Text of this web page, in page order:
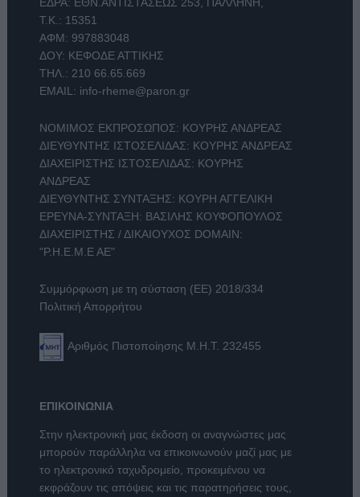
Τ.Κ.: 15351
ΑΦΜ: 997883048
ΔΟΥ: ΚΕΦΟΔΕ ΑΤΤΙΚΗΣ
ΤΗΛ.: 210 66.65.669
EMAIL: info-rheme@paron.gr
ΝΟΜΙΜΟΣ ΕΚΠΡΟΣΩΠΟΣ: ΚΟΥΡΗΣ ΑΝΔΡΕΑΣ
ΔΙΕΥΘΥΝΤΗΣ ΙΣΤΟΣΕΛΙΔΑΣ: ΚΟΥΡΗΣ ΑΝΔΡΕΑΣ
ΔΙΑΧΕΙΡΙΣΤΗΣ ΙΣΤΟΣΕΛΙΔΑΣ: ΚΟΥΡΗΣ
ΑΝΔΡΕΑΣ
ΔΙΕΥΘΥΝΤΗΣ ΣΥΝΤΑΞΗΣ: ΚΟΥΡΗ ΑΓΓΕΛΙΚΗ
ΕΡΕΥΝΑ-ΣΥΝΤΑΞΗ: ΒΑΣΙΛΗΣ ΚΟΥΦΟΠΟΥΛΟΣ
ΔΙΑΧΕΙΡΙΣΤΗΣ / ΔΙΚΑΙΟΥΧΟΣ DOMAIN:
"Ρ.Η.Ε.Μ.Ε ΑΕ"
Συμμόρφωση με τη σύσταση (ΕΕ) 2018/334
Πολιτική Απορρήτου
Αριθμός Πιστοποίησης Μ.Η.Τ. 232455
ΕΠΙΚΟΙΝΩΝΙΑ
Στην ηλεκτρονική μας έκδοση οι αναγνώστες μας
μπορούν παράλληλα να επικοινωνούν μαζί μας με
το ηλεκτρονικό ταχυδρομείο, προκειμένου να
εκφράζουν τις απόψεις και τις παρατηρήσεις τους,